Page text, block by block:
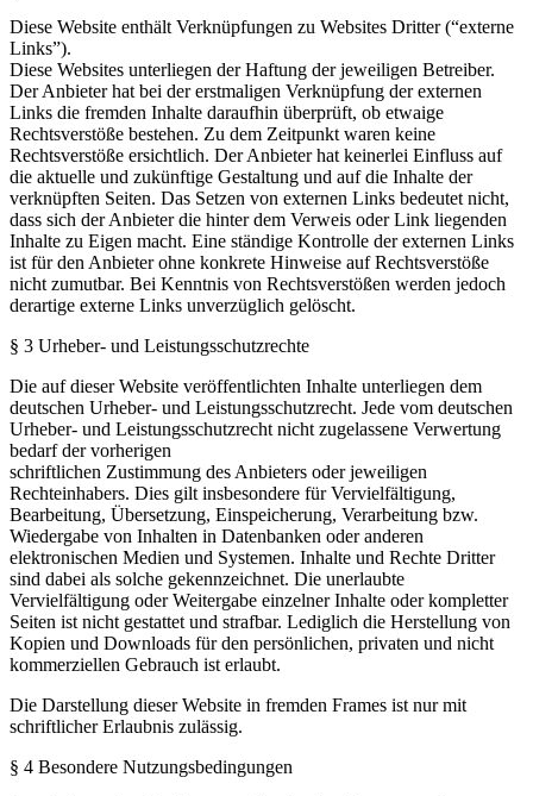
Diese Website enthält Verknüpfungen zu Websites Dritter (“externe
Links”).
Diese Websites unterliegen der Haftung der jeweiligen Betreiber.
Der Anbieter hat bei der erstmaligen Verknüpfung der externen
Links die fremden Inhalte daraufhin überprüft, ob etwaige
Rechtsverstöße bestehen. Zu dem Zeitpunkt waren keine
Rechtsverstöße ersichtlich. Der Anbieter hat keinerlei Einfluss auf
die aktuelle und zukünftige Gestaltung und auf die Inhalte der
verknüpften Seiten. Das Setzen von externen Links bedeutet nicht,
dass sich der Anbieter die hinter dem Verweis oder Link liegenden
Inhalte zu Eigen macht. Eine ständige Kontrolle der externen Links
ist für den Anbieter ohne konkrete Hinweise auf Rechtsverstöße
nicht zumutbar. Bei Kenntnis von Rechtsverstößen werden jedoch
derartige externe Links unverzüglich gelöscht.
§ 3 Urheber- und Leistungsschutzrechte
Die auf dieser Website veröffentlichten Inhalte unterliegen dem
deutschen Urheber- und Leistungsschutzrecht. Jede vom deutschen
Urheber- und Leistungsschutzrecht nicht zugelassene Verwertung
bedarf der vorherigen
schriftlichen Zustimmung des Anbieters oder jeweiligen
Rechteinhabers. Dies gilt insbesondere für Vervielfältigung,
Bearbeitung, Übersetzung, Einspeicherung, Verarbeitung bzw.
Wiedergabe von Inhalten in Datenbanken oder anderen
elektronischen Medien und Systemen. Inhalte und Rechte Dritter
sind dabei als solche gekennzeichnet. Die unerlaubte
Vervielfältigung oder Weitergabe einzelner Inhalte oder kompletter
Seiten ist nicht gestattet und strafbar. Lediglich die Herstellung von
Kopien und Downloads für den persönlichen, privaten und nicht
kommerziellen Gebrauch ist erlaubt.
Die Darstellung dieser Website in fremden Frames ist nur mit
schriftlicher Erlaubnis zulässig.
§ 4 Besondere Nutzungsbedingungen